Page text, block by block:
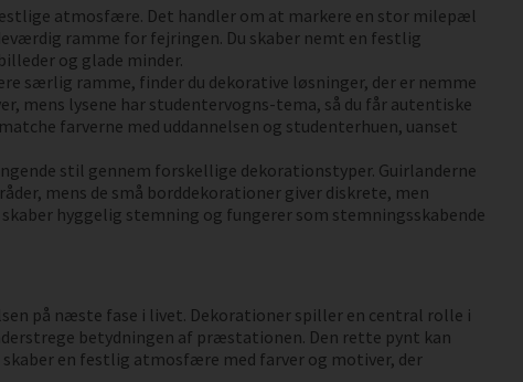
atmosfære. Det handler om at markere en stor milepæl
ramme for fejringen. Du skaber nemt en festlig
og glade minder.
særlig ramme, finder du dekorative løsninger, der er nemme
mens lysene har studentervogns-tema, så du får autentiske
farverne med uddannelsen og studenterhuen, uanset
stil gennem forskellige dekorationstyper. Guirlanderne
mens de små borddekorationer giver diskrete, men
hyggelig stemning og fungerer som stemningsskabende
på næste fase i livet. Dekorationer spiller en central rolle i
betydningen af præstationen. Den rette pynt kan
en festlig atmosfære med farver og motiver, der